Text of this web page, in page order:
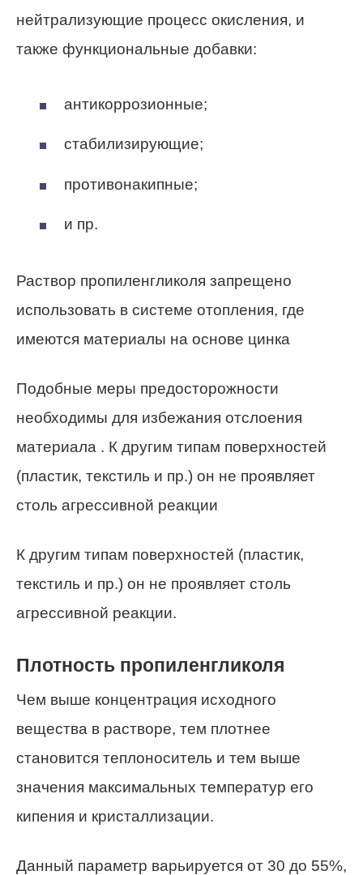
нейтрализующие процесс окисления, и
также функциональные добавки:
антикоррозионные;
стабилизирующие;
противонакипные;
и пр.
Раствор пропиленгликоля запрещено
использовать в системе отопления, где
имеются материалы на основе цинка
Подобные меры предосторожности
необходимы для избежания отслоения
материала . К другим типам поверхностей
(пластик, текстиль и пр.) он не проявляет
столь агрессивной реакции
К другим типам поверхностей (пластик,
текстиль и пр.) он не проявляет столь
агрессивной реакции.
Плотность пропиленгликоля
Чем выше концентрация исходного
вещества в растворе, тем плотнее
становится теплоноситель и тем выше
значения максимальных температур его
кипения и кристаллизации.
Данный параметр варьируется от 30 до 55%,